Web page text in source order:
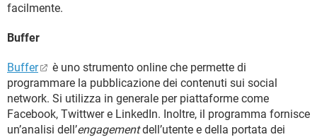
facilmente.
Buffer
Buffer
è uno strumento online che permette di
programmare la pubblicazione dei contenuti sui social
network. Si utilizza in generale per piattaforme come
Facebook, Twittwer e LinkedIn. Inoltre, il programma fornisce
un’analisi dell’engagementdell’utente e della portata dei